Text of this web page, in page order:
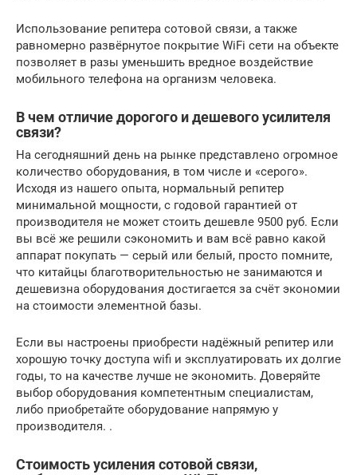
Использование репитера сотовой связи, а также
равномерно развёрнутое покрытие WiFi сети на объекте
позволяет в разы уменьшить вредное воздействие
мобильного телефона на организм человека.
В чем отличие дорогого и дешевого усилителя
связи?
На сегодняшний день на рынке представлено огромное
количество оборудования, в том числе и «серого».
Исходя из нашего опыта, нормальный репитер
минимальной мощности, с годовой гарантией от
производителя не может стоить дешевле 9500 руб. Если
вы всё же решили сэкономить и вам всё равно какой
аппарат покупать — серый или белый, просто помните,
что китайцы благотворительностью не занимаются и
дешевизна оборудования достигается за счёт экономии
на стоимости элементной базы.
Если вы настроены приобрести надёжный репитер или
хорошую точку доступа wifi и эксплуатировать их долгие
годы, то на качестве лучше не экономить. Доверяйте
выбор оборудования компетентным специалистам,
либо приобретайте оборудование напрямую у
производителя. .
Стоимость усиления сотовой связи,